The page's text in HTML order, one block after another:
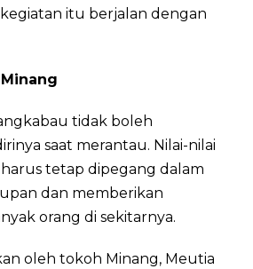
kegiatan itu berjalan dengan
tidak boleh
saat merantau. Nilai-nilai
tetap dipegang dalam
dan memberikan
orang di sekitarnya.
oleh tokoh Minang, Meutia